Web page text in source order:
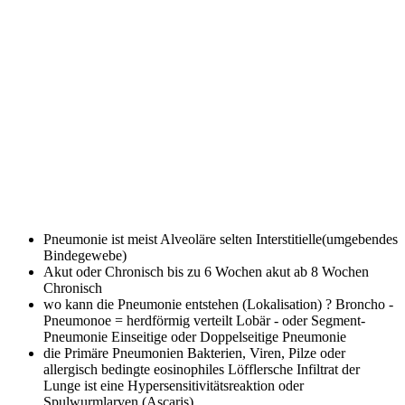
Pneumonie ist meist Alveoläre selten Interstitielle(umgebendes
Bindegewebe)
Akut oder Chronisch bis zu 6 Wochen akut ab 8 Wochen
Chronisch
wo kann die Pneumonie entstehen (Lokalisation) ? Broncho -
Pneumonoe = herdförmig verteilt Lobär - oder Segment-
Pneumonie Einseitige oder Doppelseitige Pneumonie
die Primäre Pneumonien Bakterien, Viren, Pilze oder
allergisch bedingte eosinophiles Löfflersche Infiltrat der
Lunge ist eine Hypersensitivitätsreaktion oder
Spulwurmlarven (Ascaris)